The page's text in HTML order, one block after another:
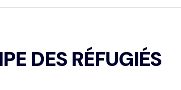
DES RÉFUGIÉS